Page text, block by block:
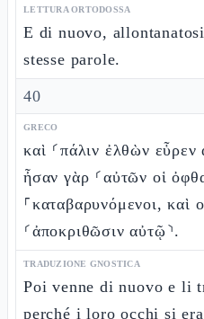
LETTURA ORTODOSSA
E di nuovo,
stesse parole.
40
GRECO
καὶ ⸂πάλιν ἐλθὼν εὗρεν
ἦσαν γὰρ ⸂αὐτῶν οἱ
⸀καταβαρυνόμενοι, καὶ
⸂ἀποκριθῶσιν αὐτῷ⸃.
TRADUZIONE GNOSTICA
Poi venne di nuovo e li
perché i loro occhi si